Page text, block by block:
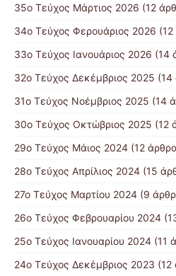
35ο Τεύχος Μάρτιος 2026 (12
34ο Τεύχος Φερουάριος 2026
33ο Τεύχος Ιανουάριος 2026 (14
32ο Τεύχος Δεκέμβριος 2025 (14
31ο Τεύχος Νοέμβριος 2025 (14
30ο Τεύχος Οκτώβριος 2025 (12
29ο Τεύχος Μάιος 2024 (12
28ο Τεύχος Απρίλιος 2024 (15
27ο Τεύχος Μαρτίου 2024 (9
26ο Τεύχος Φεβρουαρίου 2024
25ο Τεύχος Ιανουαρίου 2024 (11
24ο Τεύχος Δεκέμβριος 2023 (12